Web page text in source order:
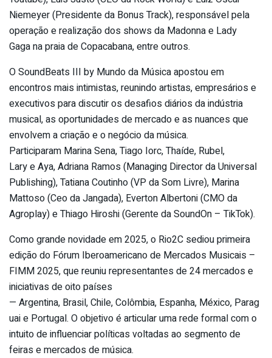
Niemeyer (Presidente da Bonus Track), responsável pela
operação e realização dos shows da Madonna e Lady
Gaga na praia de Copacabana, entre outros.
O SoundBeats III by Mundo da Música apostou em
encontros mais intimistas, reunindo artistas, empresários e
executivos para discutir os desafios diários da indústria
musical, as oportunidades de mercado e as nuances que
envolvem a criação e o negócio da música.
Participaram Marina Sena, Tiago Iorc, Thaíde, Rubel,
Lary e Aya, Adriana Ramos (Managing Director da Universal
Publishing), Tatiana Coutinho (VP da Som Livre), Marina
Mattoso (Ceo da Jangada), Everton Albertoni (CMO da
Agroplay) e Thiago Hiroshi (Gerente da SoundOn – TikTok).
Como grande novidade em 2025, o Rio2C sediou primeira
edição do Fórum Iberoamericano de Mercados Musicais –
FIMM 2025, que reuniu representantes de 24 mercados e
iniciativas de oito países
— Argentina, Brasil, Chile, Colômbia, Espanha, México, Parag
uai e Portugal. O objetivo é articular uma rede formal com o
intuito de influenciar políticas voltadas ao segmento de
feiras e mercados de música.